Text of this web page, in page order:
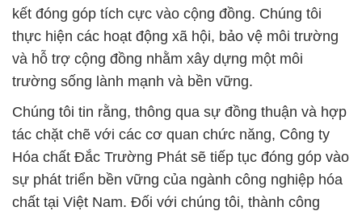
kết đóng góp tích cực vào cộng đồng. Chúng tôi
thực hiện các hoạt động xã hội, bảo vệ môi trường
và hỗ trợ cộng đồng nhằm xây dựng một môi
trường sống lành mạnh và bền vững.
Chúng tôi tin rằng, thông qua sự đồng thuận và hợp
tác chặt chẽ với các cơ quan chức năng, Công ty
Hóa chất Đắc Trường Phát sẽ tiếp tục đóng góp vào
sự phát triển bền vững của ngành công nghiệp hóa
chất tại Việt Nam. Đối với chúng tôi, thành công